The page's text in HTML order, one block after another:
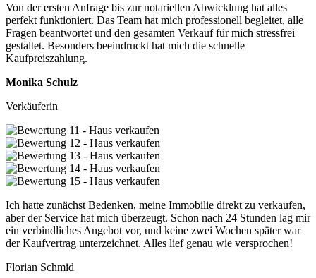
Von der ersten Anfrage bis zur notariellen Abwicklung hat alles
perfekt funktioniert. Das Team hat mich professionell begleitet, alle
Fragen beantwortet und den gesamten Verkauf für mich stressfrei
gestaltet. Besonders beeindruckt hat mich die schnelle
Kaufpreiszahlung.
Monika Schulz
Verkäuferin
Ich hatte zunächst Bedenken, meine Immobilie direkt zu verkaufen,
aber der Service hat mich überzeugt. Schon nach 24 Stunden lag mir
ein verbindliches Angebot vor, und keine zwei Wochen später war
der Kaufvertrag unterzeichnet. Alles lief genau wie versprochen!
Florian Schmid